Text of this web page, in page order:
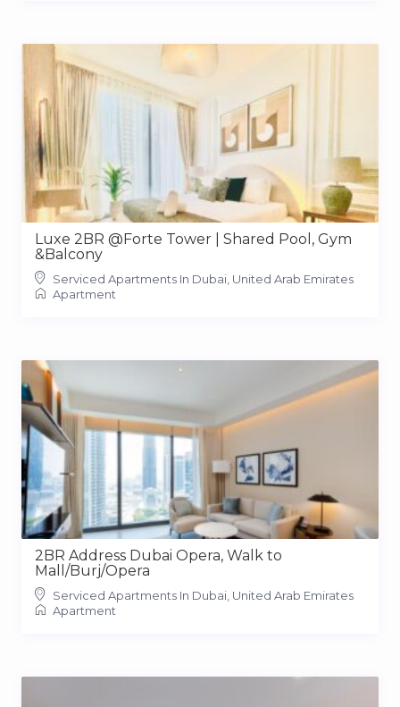
Luxe 2BR @Forte Tower | Shared Pool, Gym
&Balcony
Serviced Apartments In Dubai, United Arab Emirates
Apartment
2BR Address Dubai Opera, Walk to
Mall/Burj/Opera
Serviced Apartments In Dubai, United Arab Emirates
Apartment